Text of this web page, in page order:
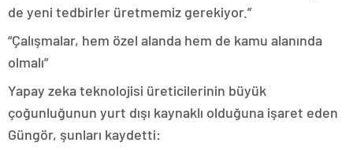
de yeni tedbirler üretmemiz gerekiyor.”
“Çalışmalar, hem özel alanda hem de kamu alanında
olmalı”
Yapay zeka teknolojisi üreticilerinin büyük
çoğunluğunun yurt dışı kaynaklı olduğuna işaret eden
Güngör, şunları kaydetti: